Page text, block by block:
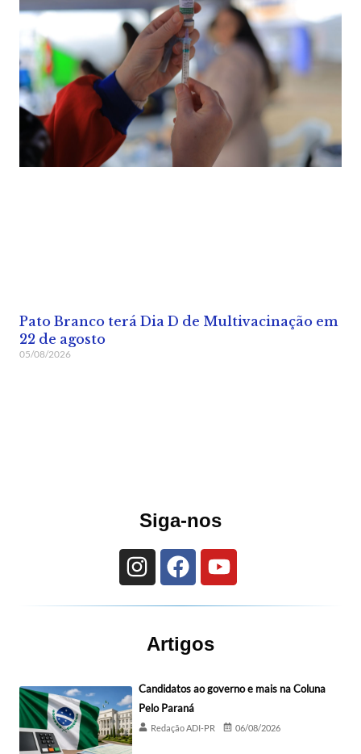
Pato Branco terá Dia D de Multivacinação em
22 de agosto
05/08/2026
Siga-nos
Artigos
Candidatos ao governo e mais na Coluna
Pelo Paraná
Redação ADI-PR 06/08/2026